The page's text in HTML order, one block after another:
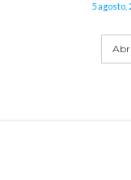
5 agosto,